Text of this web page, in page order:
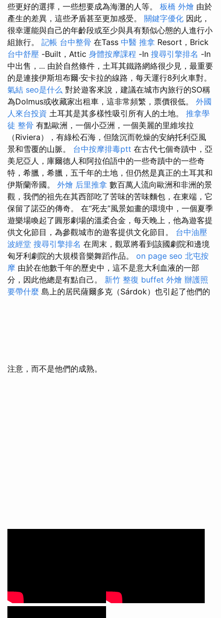
些更好的選擇，一些想要成為海灘的人等。 板橋 外燴 由於
產生的差異，這些矛盾甚至更加感受。 關鍵字優化 因此，
很幸運能與自己的年齡段或至少與具有類似心態的人進行小
組旅行。 記帳 台中整骨 在Tass 中醫 推拿 Resort，Brick
台中舒壓 -Built，Attic 身體按摩課程 -In 搜尋引擎排名 -In
中出售，... 由於自然條件，土耳其鐵路網絡很少見，最重要
的是連接伊斯坦布爾·安卡拉的線路，每天運行8列火車對。
氣結 seo是什么 對於遊客來說，建議在城市內旅行的SO稱
為Dolmus或收藏家出租車，這非常頻繁，票價很低。 外國
人來台投資 土耳其是其多樣性吸引所有人的土地。 推拿學
徒 整骨 有點歐洲，一個小亞洲，一個美麗的里維埃拉
（Riviera），有綠松石海，但陰沉而乾燥的安納托利亞風
景和雪覆的山脈。 台中按摩排毒ptt 在古代七個奇蹟中，亞
美尼亞人，庫爾德人和阿拉伯語中的一些奇蹟中的一些奇
特，希臘，希臘，五千年的土地，但仍然是真正的土耳其和
伊斯蘭帝國。 外燴 后里推拿 數百萬人流向歐洲和非洲的景
觀，我們的祖先在其西部吃了苦味的苦味麵包，在東端，它
保留了諾亞的傳奇。 在“死去”風景如畫的環境中，一個夏季
遊樂場喚起了圓形劇場的溫柔合金，每天晚上，他為遊客提
供文化節目，為參觀城市的遊客提供文化節目。 台中油壓
波經堂 搜尋引擎排名 在周末，觀眾將看到該國劇院和邊境
匈牙利劇院的大規模音樂舞蹈作品。 on page seo 北屯按
摩 由於在他數千年的歷史中，這不是意大利血液的一部
分，因此他總是有點自己。 新竹 整復 buffet 外燴 辦護照
要帶什麼 島上的居民薩爾多克（Sárdok）也引起了他們的
注意，而不是他們的成熟。